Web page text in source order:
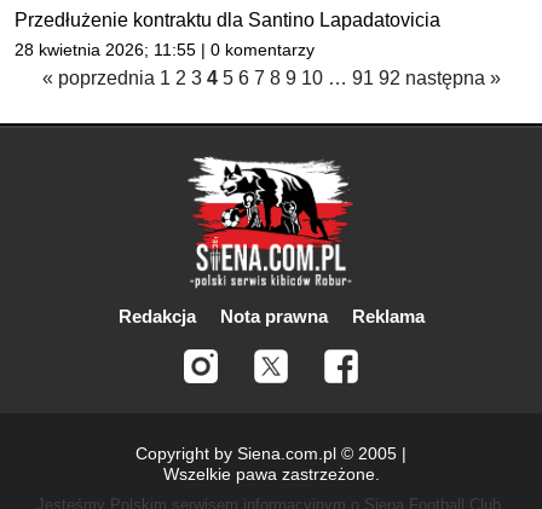
Przedłużenie kontraktu dla Santino Lapadatovicia
28 kwietnia 2026; 11:55 | 0 komentarzy
« poprzednia 1 2 3 4 5 6 7 8 9 10… 91 92 następna »
Redakcja Nota prawna Reklama
Copyright by Siena.com.pl © 2005 |
Wszelkie pawa zastrzeżone.
Jesteśmy Polskim serwisem informacyjnym o Siena Football Club,